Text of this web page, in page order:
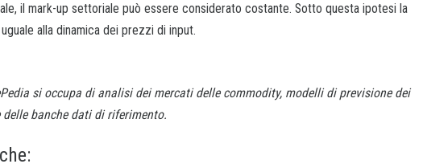
il mark-up settoriale può essere considerato costante. Sotto questa ipotesi la
alla dinamica dei prezzi di input.
si occupa di analisi dei mercati delle commodity, modelli di previsione dei
banche dati di riferimento.